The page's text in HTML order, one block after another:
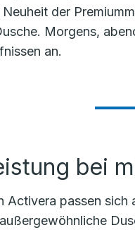
der
Morgens,
an.
bei
Activera passen